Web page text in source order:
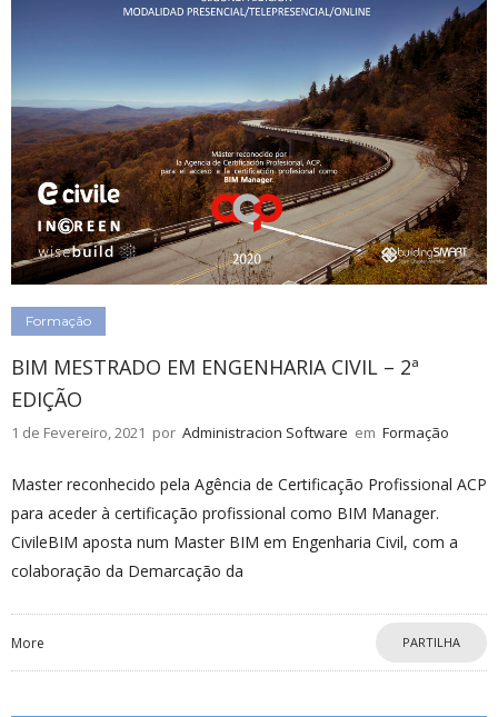
Formação
BIM MESTRADO EM ENGENHARIA CIVIL – 2ª
EDIÇÃO
1 de Fevereiro, 2021 por Administracion Software em Formação
Master reconhecido pela Agência de Certificação Profissional ACP
para aceder à certificação profissional como BIM Manager.
CivileBIM aposta num Master BIM em Engenharia Civil, com a
colaboração da Demarcação da
More PARTILHA